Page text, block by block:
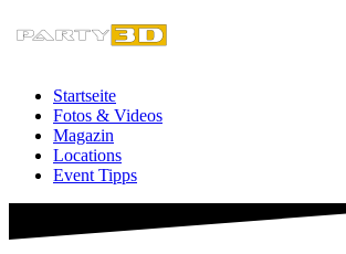
Inhalt
Startseite
Fotos & Videos
Magazin
Locations
Event Tipps